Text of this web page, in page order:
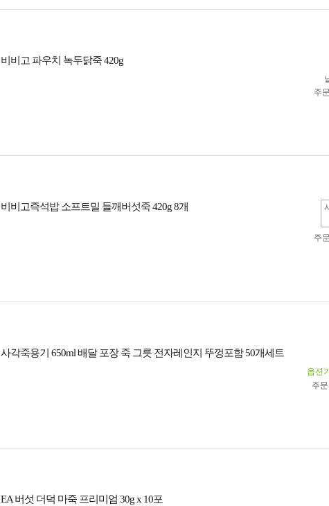
비비고 파우치 녹두닭죽 420g
주
비비고즉석밥 소프트밀 들깨버섯죽 420g 8개
주
사각죽용기 650ml 배달 포장 죽 그릇 전자레인지 뚜껑포함 50개세트
옵션
주
EA 버섯 더덕 마죽 프리미엄 30g x 10포